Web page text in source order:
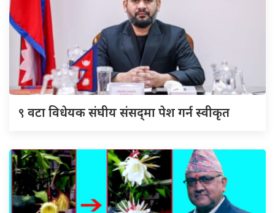
९ वटा विधेयक संघीय संसद्‌मा पेश गर्न स्वीकृत